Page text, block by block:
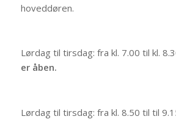
hoveddøren.
Lørdag til tirsdag: fra kl. 7.00 til kl.
er åben.
Lørdag til tirsdag: fra kl. 8.50 til til